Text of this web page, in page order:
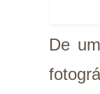
De